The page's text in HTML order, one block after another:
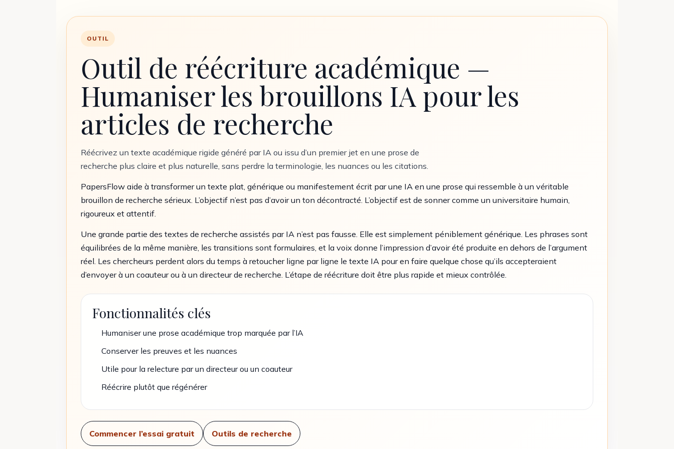
OUTIL
Outil de réécriture académique —
Humaniser les brouillons IA pour les
articles de recherche
Réécrivez un texte académique rigide généré par IA ou issu d’un premier jet en une prose de
recherche plus claire et plus naturelle, sans perdre la terminologie, les nuances ou les citations.
PapersFlow aide à transformer un texte plat, générique ou manifestement écrit par une IA en une prose qui ressemble à un véritable
brouillon de recherche sérieux. L’objectif n’est pas d’avoir un ton décontracté. L’objectif est de sonner comme un universitaire humain,
rigoureux et attentif.
Une grande partie des textes de recherche assistés par IA n’est pas fausse. Elle est simplement péniblement générique. Les phrases sont
équilibrées de la même manière, les transitions sont formulaires, et la voix donne l’impression d’avoir été produite en dehors de l’argument
réel. Les chercheurs perdent alors du temps à retoucher ligne par ligne le texte IA pour en faire quelque chose qu’ils accepteraient
d’envoyer à un coauteur ou à un directeur de recherche. L’étape de réécriture doit être plus rapide et mieux contrôlée.
Fonctionnalités clés
Humaniser une prose académique trop marquée par l’IA
Conserver les preuves et les nuances
Utile pour la relecture par un directeur ou un coauteur
Réécrire plutôt que régénérer
Commencer l’essai gratuit Outils de recherche